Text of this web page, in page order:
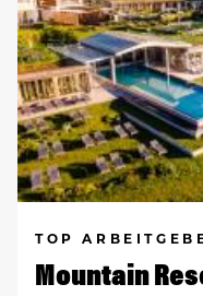
TOP
Mountain